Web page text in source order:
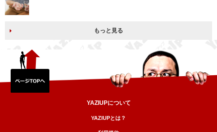
もっと見る
YAZIUPについて
YAZIUPとは？